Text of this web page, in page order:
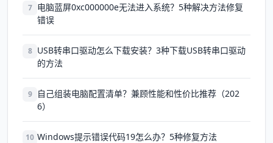
7 电脑蓝屏0xc000000e无法进入系统？5种解决方法修复
错误
8 USB转串口驱动怎么下载安装？3种下载USB转串口驱动
的方法
9
自己组装电脑配置清单？兼顾性能和性价比推荐（202
6）
10 Windows提示错误代码19怎么办？5种修复方法